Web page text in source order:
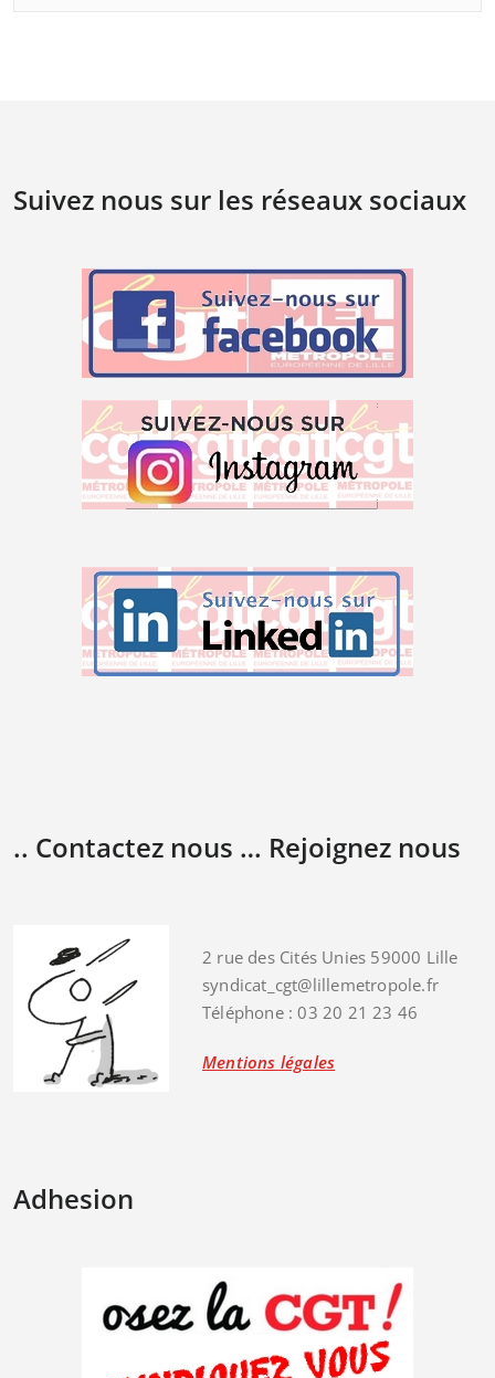
Suivez nous sur les réseaux sociaux
.. Contactez nous … Rejoignez nous
2 rue des Cités Unies 59000 Lille
syndicat_cgt@lillemetropole.fr
Téléphone : 03 20 21 23 46
Mentions légales
Adhesion